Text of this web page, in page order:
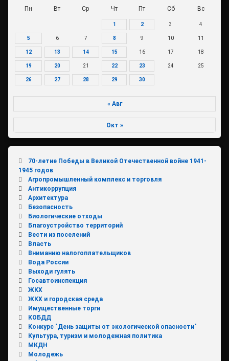
Пн Вт Ср Чт Пт Сб Вс
1 2 3 4
5 6 7 8 9 10 11
12 13 14 15 16 17 18
19 20 21 22 23 24 25
26 27 28 29 30
« Авг
Окт »
70-летие Победы в Великой Отечественной войне 1941-
1945 годов
Агропромышленный комплекс и торговля
Антикоррупция
Архитектура
Безопасность
Биологические отходы
Благоустройство территорий
Вести из поселений
Власть
Вниманию налогоплательщиков
Вода России
Выходи гулять
Госавтоинспекция
ЖКХ
ЖКХ и городская среда
Имущественные торги
КОБДД
Конкурс "День защиты от экологической опасности"
Культура, туризм и молодежная политика
МКДН
Молодежь